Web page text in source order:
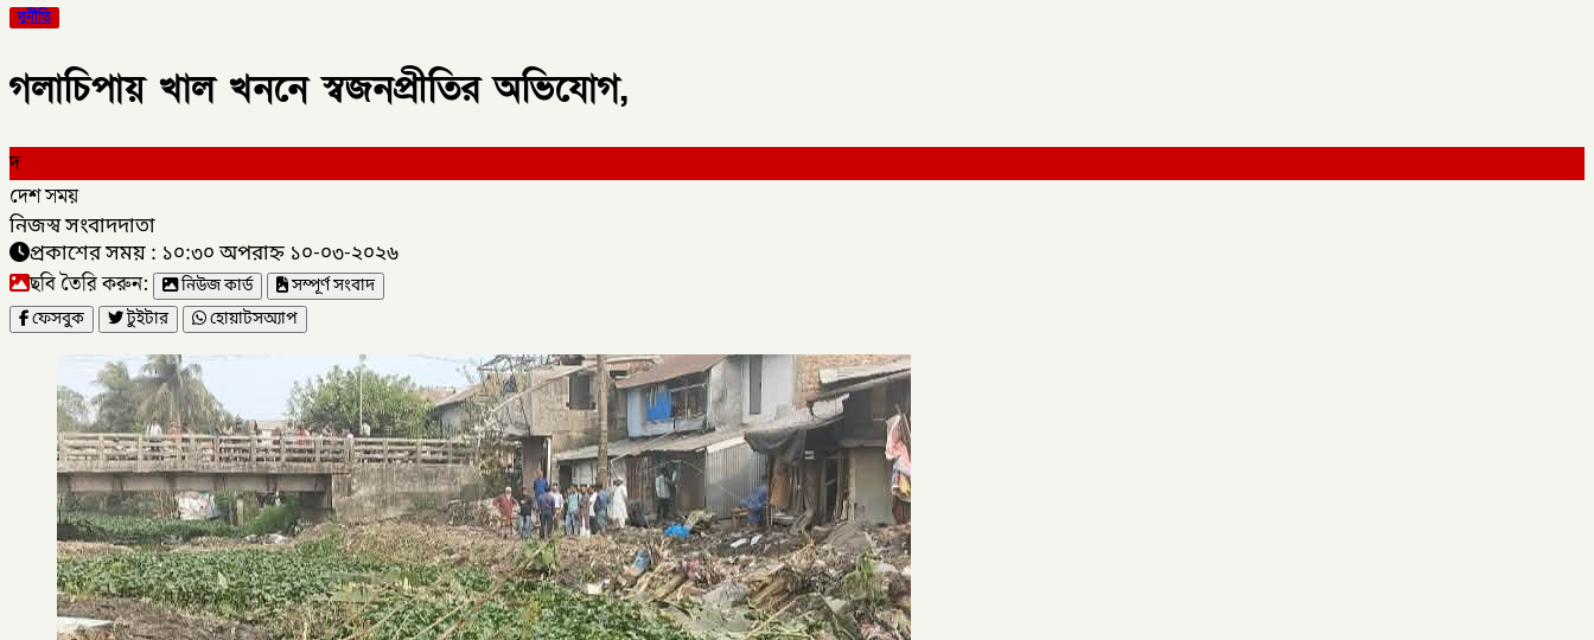
দুর্নীতি
গলাচিপায় খাল খননে স্বজনপ্রীতির অভিযোগ,
দ
দেশ সময়
নিজস্ব সংবাদদাতা
প্রকাশের সময় : ১০:৩০ অপরাহ্ন ১০-০৩-২০২৬
ছবি তৈরি করুন: নিউজ কার্ড
সম্পূর্ণ সংবাদ
ফেসবুক
টুইটার হোয়াটসঅ্যাপ